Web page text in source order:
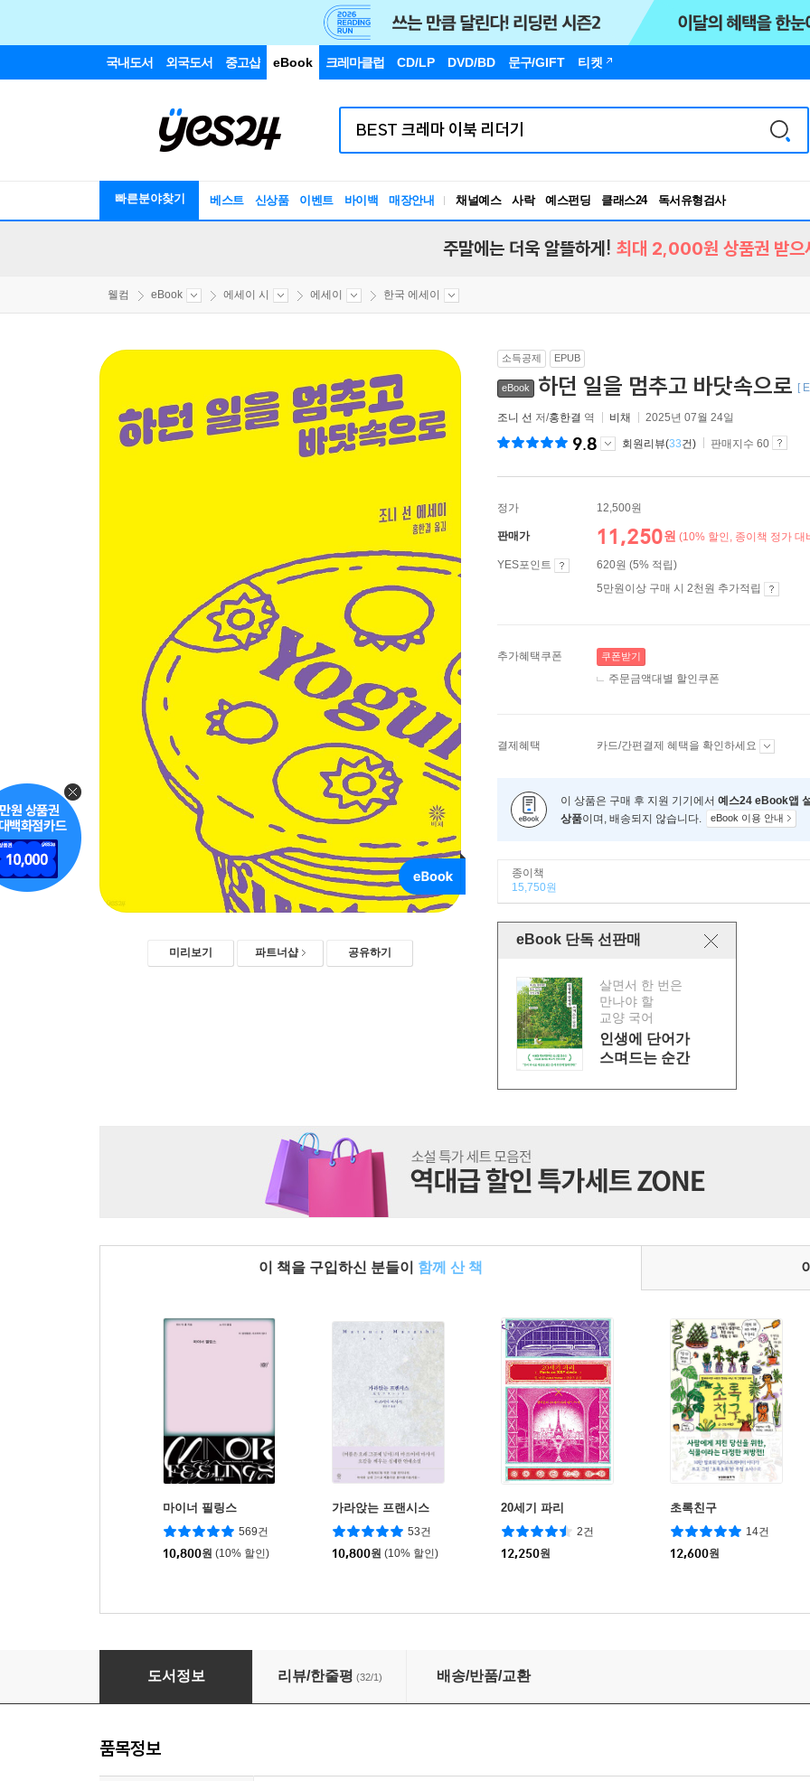
국내도서 외국도서 중고샵 eBook 크레마클럽 CD/LP DVD/BD 문구/GIFT 티켓
빠른분야찾기 베스트 신상품 이벤트 바이백 매장안내 채널예스 사락 예스펀딩 클래스24
독서유형검사
RBTI Lab
주말에는 더욱 알뜰하게! 최대 2,000원 상품권 받으
웰컴 eBook 에세이 시 에세이 한국 에세이
미리보기 파트너샵 공유하기
소득공제 EPUB
eBook 하던 일을 멈추고 바닷속으로 [
조니 선 저/홍한결 역 비채 2025년 07월 24일
9.8 회원리뷰(33건) 판매지수 60
정가 12,500원
판매가 11,250원 (10% 할인, 종이책 정가 대
YES포인트
620원 (5% 적립)
5만원이상 구매 시 2천원 추가적립
추가혜택쿠폰 쿠폰받기
주문금액대별 할인쿠폰
결제혜택 카드/간편결제 혜택을 확인하세요
이 상품은 구매 후 지원 기기에서 예스24 eBook앱
상품이며, 배송되지 않습니다. eBook 이용 안내
종이책
15,750원
eBook 단독 선판매
살면서 한 번은
만나야 할
교양 국어
인생에 단어가
스며드는 순간
이 책을 구입하신 분들이 함께 산 책
마이너 필링스
569건
10,800원 (10% 할인)
가라앉는 프랜시스
53건
10,800원 (10% 할인)
20세기 파리
2건
12,250원
초록친구
14건
12,600원
하던 일을 멈추고 바닷속으로
도서정보 리뷰/한줄평 (32/1) 배송/반품/교환
품목정보